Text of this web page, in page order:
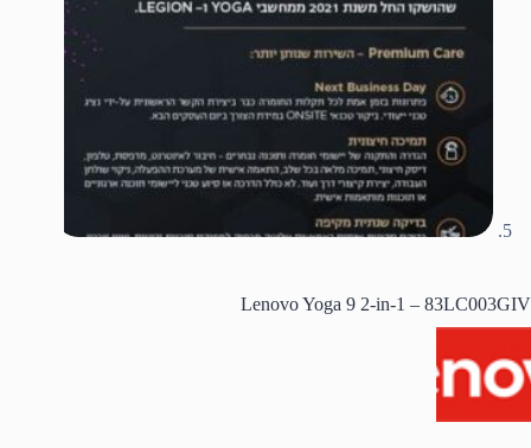
Lenovo Yoga 9 2-in-1 – 83LC003GIV